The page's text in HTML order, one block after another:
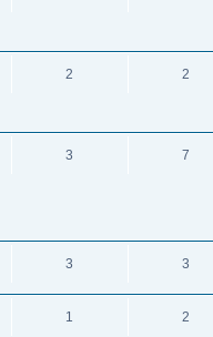
2 2
3 7
3 3
1 2